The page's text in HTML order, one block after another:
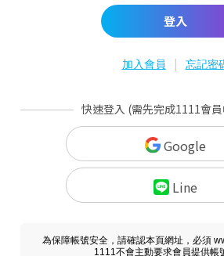
登入
加入會員 | 忘記密
快速登入 (需先完成1111會
Google
Line
為保障帳號安全，請確認本頁網址，必須
1111不會主動要求會員提供帳